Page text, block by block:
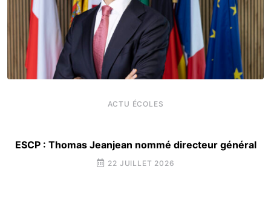
ACTU ÉCOLES
ESCP : Thomas Jeanjean nommé directeur général
22 JUILLET 2026